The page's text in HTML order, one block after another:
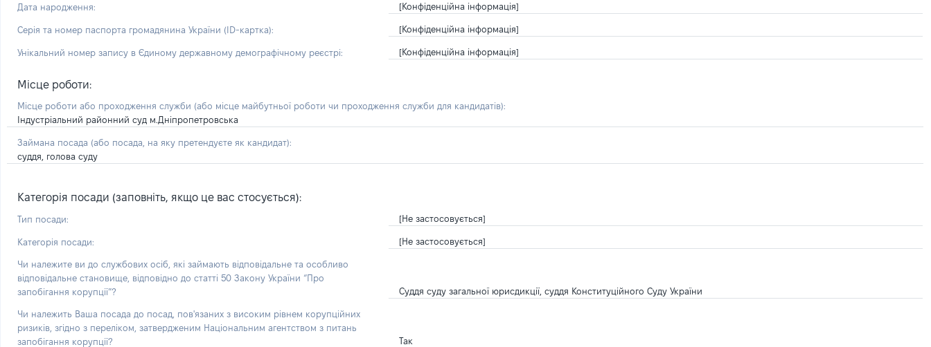
Дата народження: [Конфіденційна інформація]
Серія та номер паспорта громадянина України (ID-картка): [Конфіденційна інформація]
Унікальний номер запису в Єдиному державному демографічному реєстрі: [Конфіденційна інформація]
Місце роботи:
Місце роботи або проходження служби (або місце майбутньої роботи чи проходження служби для кандидатів):
Індустріальний районний суд м.Дніпропетровська
Займана посада (або посада, на яку претендуєте як кандидат):
суддя, голова суду
Категорія посади (заповніть, якщо це вас стосується):
Тип посади: [Не застосовується]
Категорія посади: [Не застосовується]
Чи належите ви до службових осіб, які займають відповідальне та особливо
відповідальне становище, відповідно до статті 50 Закону України “Про
запобігання корупції”?
Суддя суду загальної юрисдикції, суддя Конституційного Суду України
Чи належить Ваша посада до посад, пов'язаних з високим рівнем корупційних
ризиків, згідно з переліком, затвердженим Національним агентством з питань
запобігання корупції?
Так